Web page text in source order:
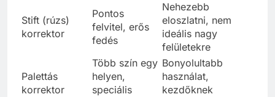
Stift (rúzs)
korrektor
Pontos
felvitel, erős
fedés
Nehezebb
eloszlatni, nem
ideális nagy
felületekre
Palettás
korrektor
Több szín egy
helyen,
speciális
Bonyolultabb
használat,
kezdőknek